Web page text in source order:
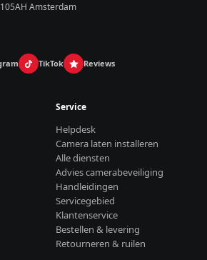
Amsterdam
TikTok Reviews
Service
Helpdesk
Camera laten installeren
Alle diensten
Advies camerabeveiliging
Handleidingen
Servicegebied
Klantenservice
Bestellen & levering
Retourneren & ruilen